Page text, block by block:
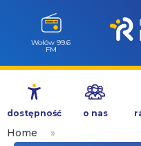
Przejdź
treści
Wołów 99.6
FM
dostępność o nas
Home
»